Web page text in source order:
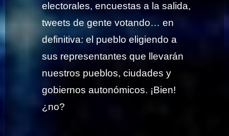
electorales, encuestas a la salida,
tweets de gente votando… en
definitiva: el pueblo eligiendo a
sus representantes que llevarán
nuestros pueblos, ciudades y
gobiernos autonómicos. ¡Bien!
¿no?